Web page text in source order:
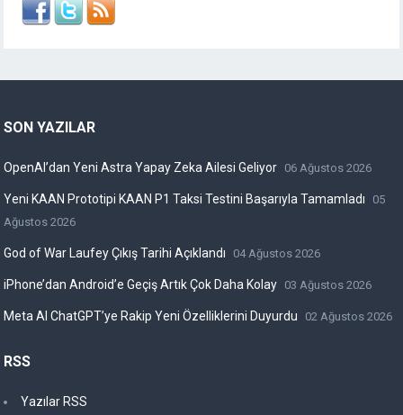
SON YAZILAR
OpenAI’dan Yeni Astra Yapay Zeka Ailesi Geliyor 06 Ağustos 2026
Yeni KAAN Prototipi KAAN P1 Taksi Testini Başarıyla Tamamladı
05
Ağustos 2026
God of War Laufey Çıkış Tarihi Açıklandı 04 Ağustos 2026
iPhone’dan Android’e Geçiş Artık Çok Daha Kolay 03 Ağustos 2026
Meta AI ChatGPT’ye Rakip Yeni Özelliklerini Duyurdu 02 Ağustos 2026
RSS
Yazılar RSS